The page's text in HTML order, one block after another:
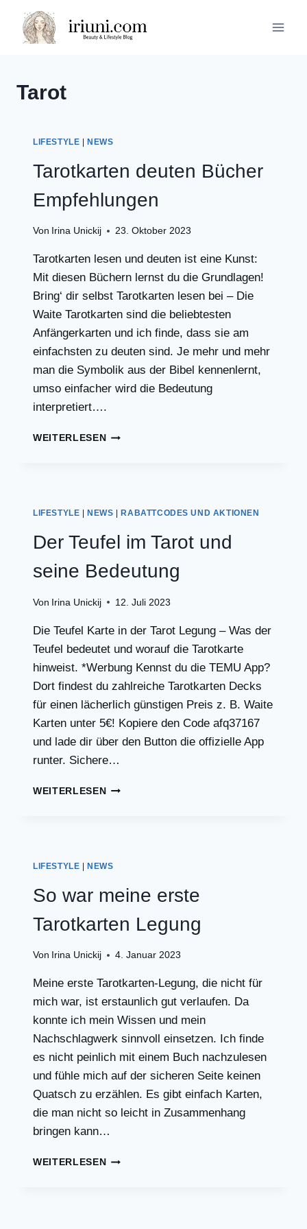
Inhalt
springen
Tarot
LIFESTYLE NEWS
Tarotkarten deuten Bücher
Empfehlungen
Von Irina Unickij 23. Oktober 2023
Tarotkarten lesen und deuten ist eine Kunst:
Mit diesen Büchern lernst du die Grundlagen!
Bring‘ dir selbst Tarotkarten lesen bei – Die
Waite Tarotkarten sind die beliebtesten
Anfängerkarten und ich finde, dass sie am
einfachsten zu deuten sind. Je mehr und mehr
man die Symbolik aus der Bibel kennenlernt,
umso einfacher wird die Bedeutung
interpretiert….
WEITERLESENTAROTKARTEN
LIFESTYLE NEWS RABATTCODES UND AKTIONEN
Der Teufel im Tarot und
seine Bedeutung
Von Irina Unickij 12. Juli 2023
Die Teufel Karte in der Tarot Legung – Was der
Teufel bedeutet und worauf die Tarotkarte
hinweist. *Werbung Kennst du die TEMU App?
Dort findest du zahlreiche Tarotkarten Decks
für einen lächerlich günstigen Preis z. B. Waite
Karten unter 5€! Kopiere den Code afq37167
und lade dir über den Button die offizielle App
runter. Sichere…
WEITERLESENDER
LIFESTYLE NEWS
So war meine erste
Tarotkarten Legung
Von Irina Unickij 4. Januar 2023
Meine erste Tarotkarten-Legung, die nicht für
mich war, ist erstaunlich gut verlaufen. Da
konnte ich mein Wissen und mein
Nachschlagwerk sinnvoll einsetzen. Ich finde
es nicht peinlich mit einem Buch nachzulesen
und fühle mich auf der sicheren Seite keinen
Quatsch zu erzählen. Es gibt einfach Karten,
die man nicht so leicht in Zusammenhang
bringen kann…
WEITERLESENSO